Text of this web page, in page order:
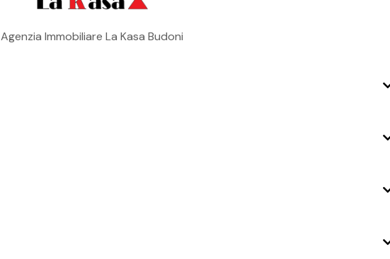
Agenzia Immobiliare La Kasa Budoni